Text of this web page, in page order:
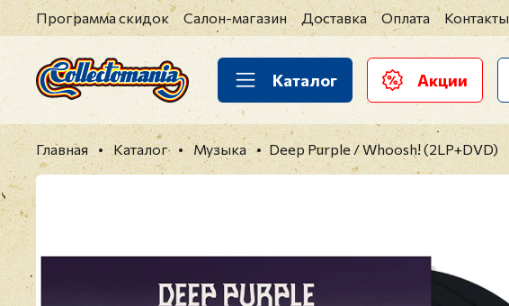
Программа скидок Салон-магазин Доставка Оплата Контакты
Каталог Акции
Главная Каталог Музыка Deep Purple / Whoosh! (2LP+DVD)